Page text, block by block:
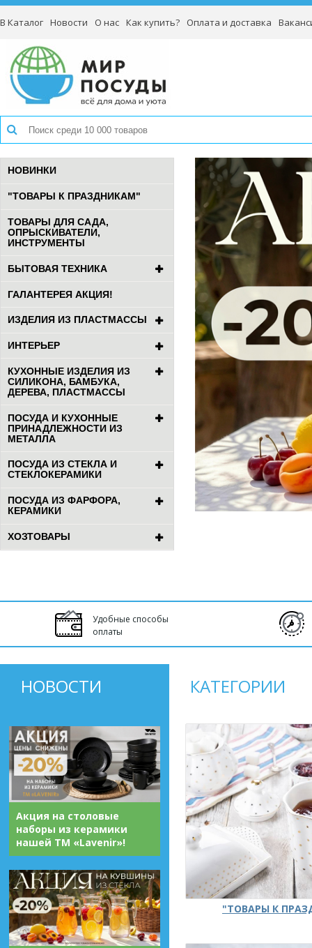
В Каталог Новости О нас Как купить? Оплата и доставка
НОВИНКИ
"ТОВАРЫ К ПРАЗДНИКАМ"
ТОВАРЫ ДЛЯ САДА,
ОПРЫСКИВАТЕЛИ,
ИНСТРУМЕНТЫ
БЫТОВАЯ ТЕХНИКА
ГАЛАНТЕРЕЯ АКЦИЯ!
ИЗДЕЛИЯ ИЗ ПЛАСТМАССЫ
ИНТЕРЬЕР
КУХОННЫЕ ИЗДЕЛИЯ ИЗ
СИЛИКОНА, БАМБУКА,
ДЕРЕВА, ПЛАСТМАССЫ
ПОСУДА И КУХОННЫЕ
ПРИНАДЛЕЖНОСТИ ИЗ
МЕТАЛЛА
ПОСУДА ИЗ СТЕКЛА И
СТЕКЛОКЕРАМИКИ
ПОСУДА ИЗ ФАРФОРА,
КЕРАМИКИ
ХОЗТОВАРЫ
Удобные способы
оплаты
НОВОСТИ
Акция на столовые
наборы из керамики
нашей ТМ «Lavenir»!
КАТЕГОРИИ
"ТОВАРЫ К